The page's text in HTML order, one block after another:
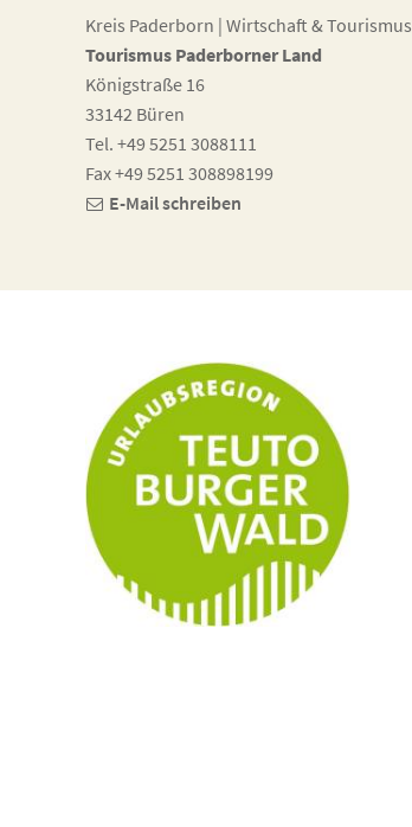
Kreis Paderborn | Wirtschaft & Tourismus
Tourismus Paderborner Land
Königstraße 16
33142 Büren
Tel. +49 5251 3088111
Fax +49 5251 308898199
E-Mail schreiben